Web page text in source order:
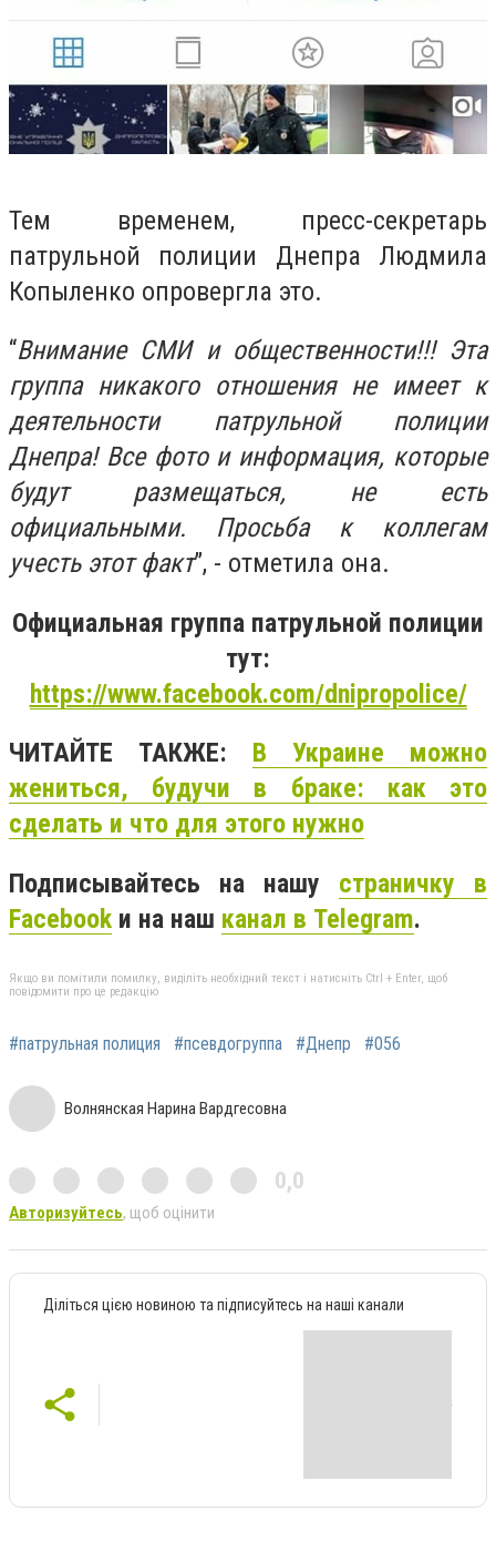
Тем временем, пресс-секретарь
патрульной полиции Днепра Людмила
Копыленко опровергла это.
“Внимание СМИ и общественности!!! Эта
группа никакого отношения не имеет к
деятельности патрульной полиции
Днепра! Все фото и информация, которые
будут размещаться, не есть
официальными. Просьба к коллегам
учесть этот факт”, - отметила она.
Официальная группа патрульной полиции
тут:
https://www.facebook.com/dnipropolice/
ЧИТАЙТЕ ТАКЖЕ: В Украине можно
жениться, будучи в браке: как это
сделать и что для этого нужно
Подписывайтесь на нашу страничку в
Facebook и на наш канал в Telegram.
Якщо ви помітили помилку, виділіть необхідний текст і натисніть Ctrl + Enter, щоб
повідомити про це редакцію
#патрульная полиция #псевдогруппа #Днепр #056
Волнянская Нарина Вардгесовна
0,0
Авторизуйтесь, щоб оцінити
Діліться цією новиною та підписуйтесь на наші канали